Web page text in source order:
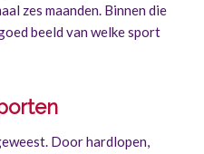
zes maanden. Binnen die
beeld van welke sport
Door hardlopen,